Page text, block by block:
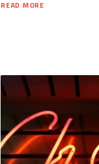
READ MORE